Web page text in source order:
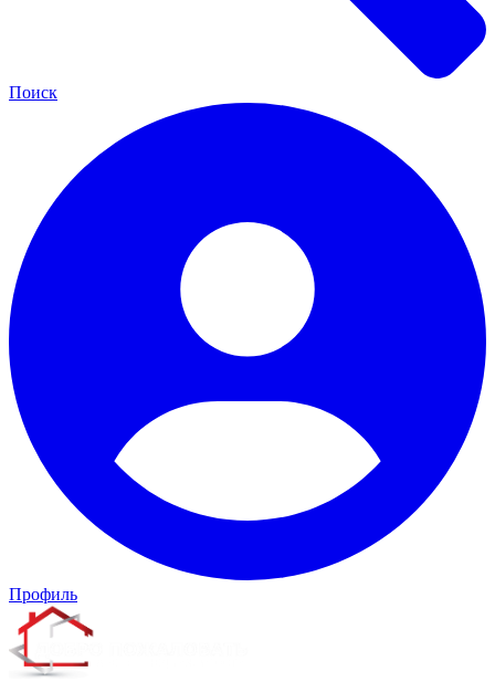
Поиск
Профиль